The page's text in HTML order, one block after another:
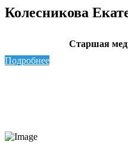
Колесникова
Старшая
Подробнее